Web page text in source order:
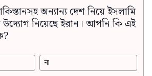
অন্যান্য দেশ নিয়ে ইসলামি
উদ্যোগ নিয়েছে ইরান। আপনি কি এই
না